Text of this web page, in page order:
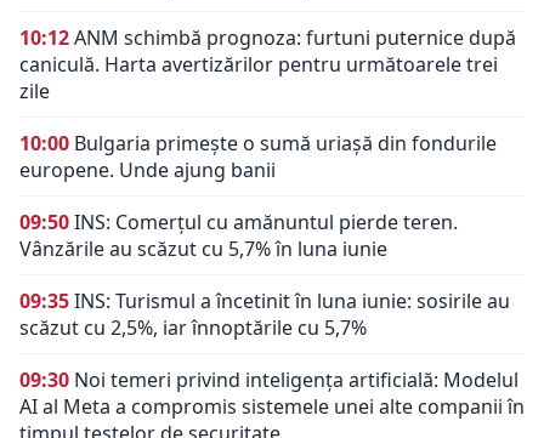
10:12ANM schimbă prognoza: furtuni puternice după
caniculă. Harta avertizărilor pentru următoarele trei
zile
10:00 Bulgaria primește o sumă uriașă din fondurile
europene. Unde ajung banii
09:50INS: Comerțul cu amănuntul pierde teren.
Vânzările au scăzut cu 5,7% în luna iunie
09:35INS: Turismul a încetinit în luna iunie: sosirile au
scăzut cu 2,5%, iar înnoptările cu 5,7%
09:30 Noi temeri privind inteligența artificială: Modelul
AI al Meta a compromis sistemele unei alte companii în